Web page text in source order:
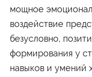
мощное
воздействие
безусловно,
формирования у
навыков и умений